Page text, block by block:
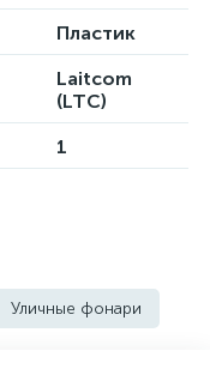
Пластик
Laitcom
(LTC)
1
Уличные фонари